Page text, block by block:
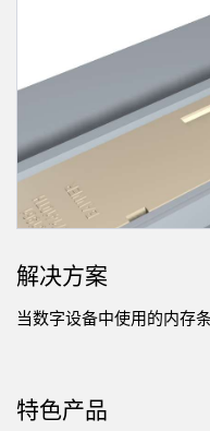
HMI
变频器
增量式旋转编
PLC
绝对值旋转编
监控解决方案
附件
测量与检测
质量控制
车辆检测
雷达应用
其他应用
解决方案
当数字设备中使用的内存
特色产品